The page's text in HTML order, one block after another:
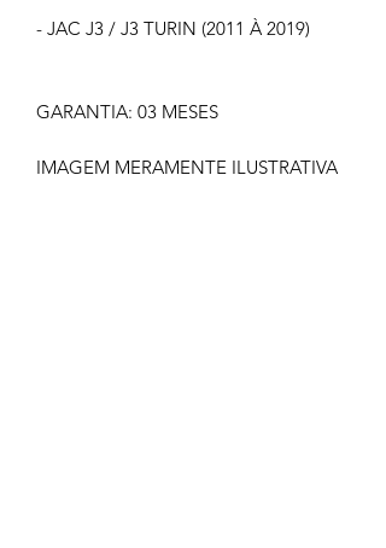
- JAC J3 / J3 TURIN (2011 À 2019)
GARANTIA: 03 MESES
IMAGEM MERAMENTE ILUSTRATIVA